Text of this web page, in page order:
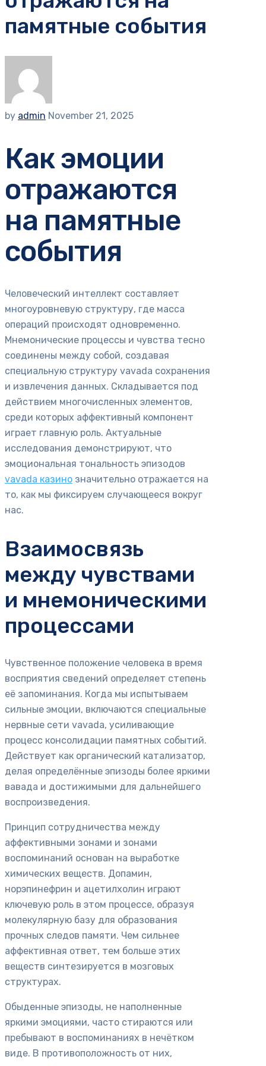
памятные события
by admin November 21, 2025
Как эмоции
отражаются
на памятные
события
Человеческий интеллект составляет
многоуровневую структуру, где масса
операций происходят одновременно.
Мнемонические процессы и чувства тесно
соединены между собой, создавая
специальную структуру vavada сохранения
и извлечения данных. Складывается под
действием многочисленных элементов,
среди которых аффективный компонент
играет главную роль. Актуальные
исследования демонстрируют, что
эмоциональная тональность эпизодов
vavada казино значительно отражается на
то, как мы фиксируем случающееся вокруг
нас.
Взаимосвязь
между чувствами
и мнемоническими
процессами
Чувственное положение человека в время
восприятия сведений определяет степень
её запоминания. Когда мы испытываем
сильные эмоции, включаются специальные
нервные сети vavada, усиливающие
процесс консолидации памятных событий.
Действует как органический катализатор,
делая определённые эпизоды более яркими
вавада и достижимыми для дальнейшего
воспроизведения.
Принцип сотрудничества между
аффективными зонами и зонами
воспоминаний основан на выработке
химических веществ. Допамин,
норэпинефрин и ацетилхолин играют
ключевую роль в этом процессе, образуя
молекулярную базу для образования
прочных следов памяти. Чем сильнее
аффективная ответ, тем больше этих
веществ синтезируется в мозговых
структурах.
Обыденные эпизоды, не наполненные
яркими эмоциями, часто стираются или
пребывают в воспоминаниях в нечётком
виде. В противоположность от них,